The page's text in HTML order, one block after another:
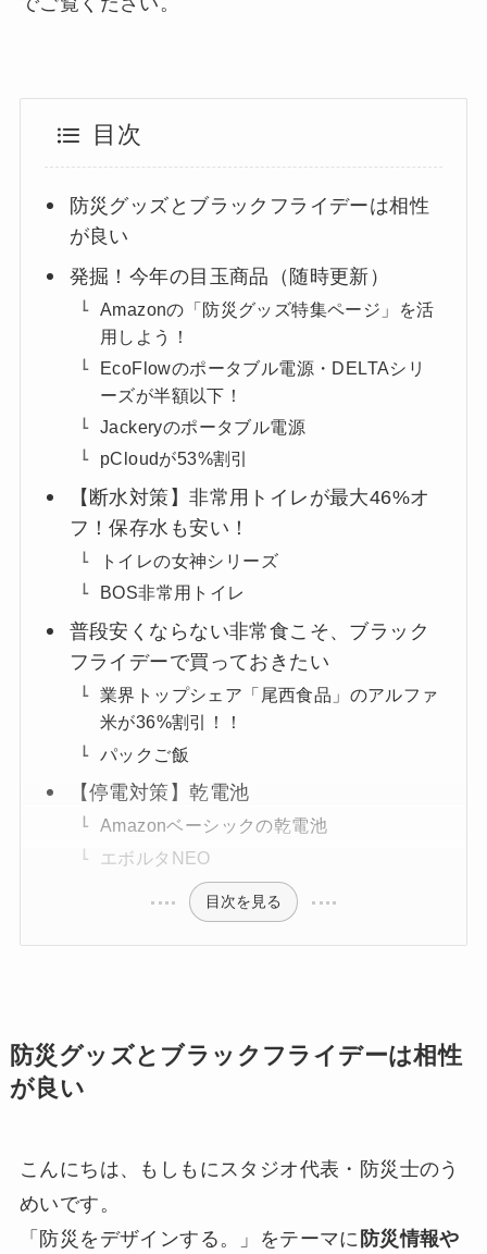
目次
防災グッズとブラックフライデーは相性
が良い
発掘！今年の目玉商品（随時更新）
Amazonの「防災グッズ特集ページ」を活
用しよう！
EcoFlowのポータブル電源・DELTAシリ
ーズが半額以下！
Jackeryのポータブル電源
pCloudが53%割引
【断水対策】非常用トイレが最大46%オ
フ！保存水も安い！
トイレの女神シリーズ
BOS非常用トイレ
普段安くならない非常食こそ、ブラック
フライデーで買っておきたい
業界トップシェア「尾西食品」のアルファ
米が36%割引！！
パックご飯
【停電対策】乾電池
Amazonベーシックの乾電池
エボルタNEO
目次を見る
防災グッズとブラックフライデーは相性
が良い
こんにちは、もしもにスタジオ代表・防災士のう
めいです。
「防災をデザインする。」をテーマに 防災情報や